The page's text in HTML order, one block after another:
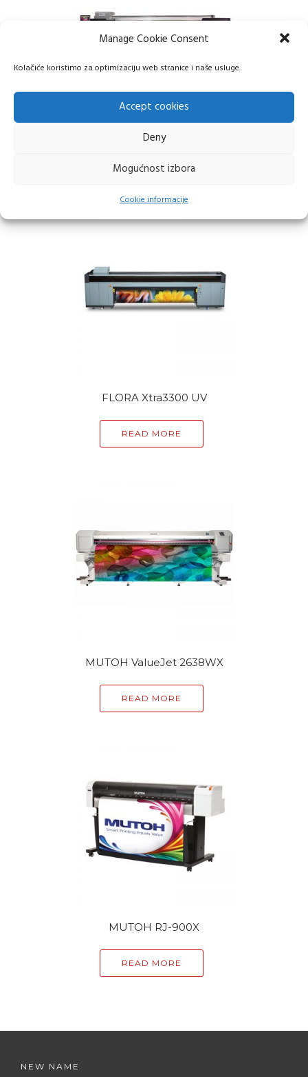
Manage Cookie Consent
Kolačiće koristimo za optimizaciju web stranice i naše usluge.
Accept cookies
Deny
Mogućnost izbora
Cookie informacije
FLORA Xtra3300H
READ MORE
FLORA Xtra3300 UV
READ MORE
MUTOH ValueJet 2638WX
READ MORE
MUTOH RJ-900X
READ MORE
NEW NAME